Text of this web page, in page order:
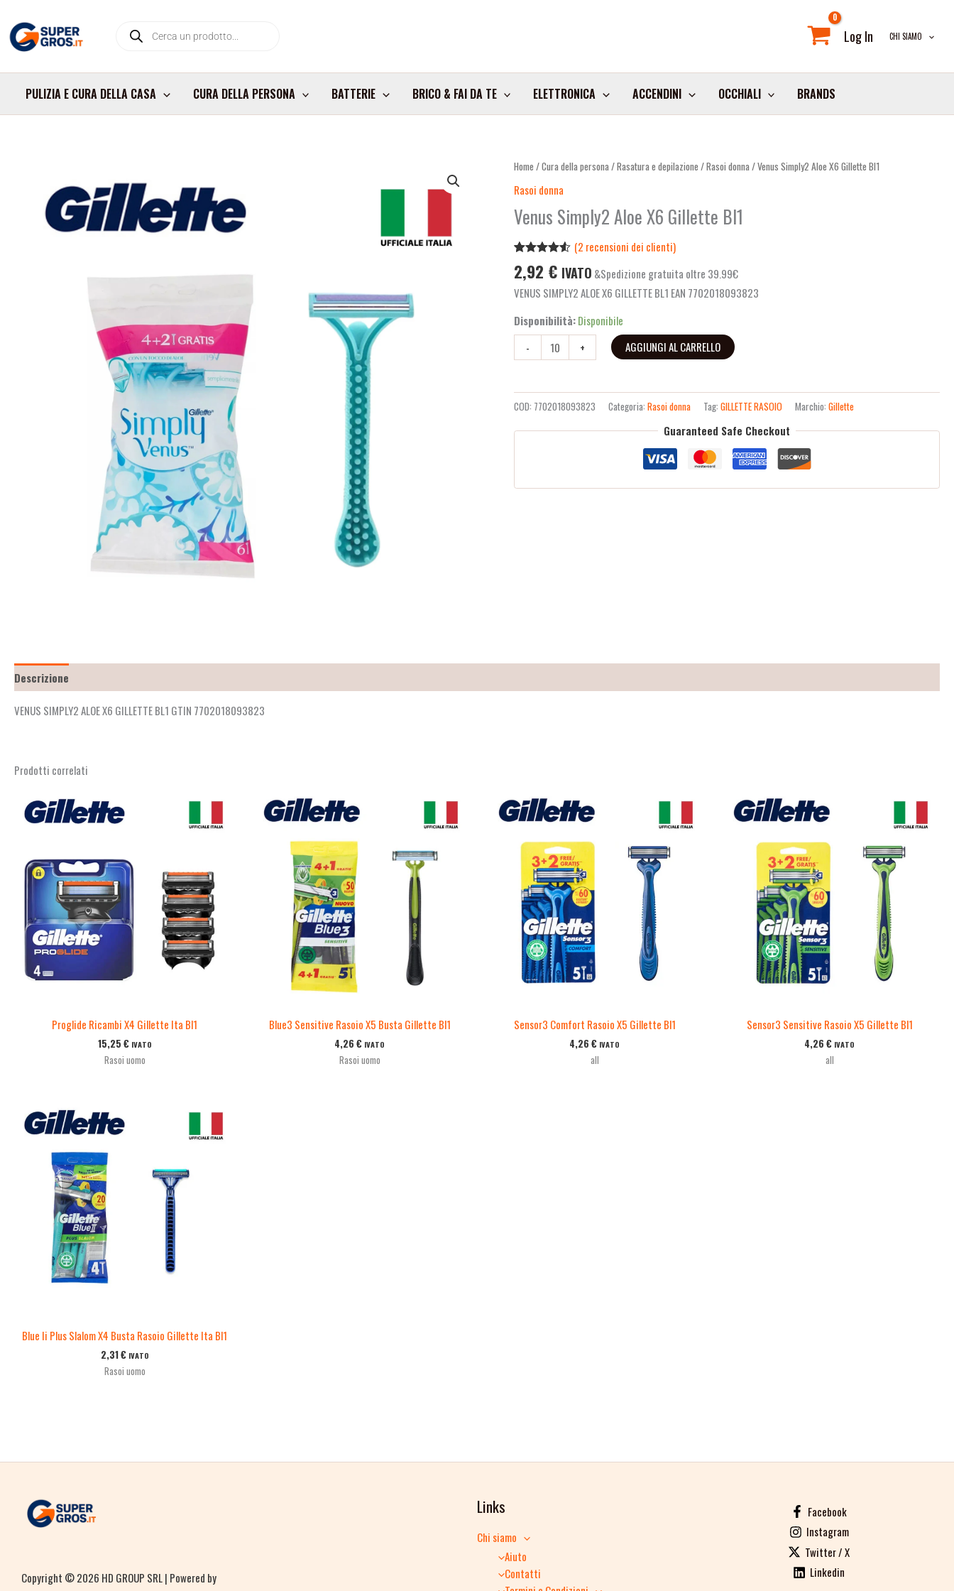
contenuto
search Log In CHI SIAMO
PULIZIA E CURA DELLA CASA CURA DELLA PERSONA BATTERIE BRICO & FAI DA TE ELETTRONICA ACCENDINI OCCHIALI BRANDS
Home /Cura della persona/Rasatura e depilazione /Rasoi donna/ Venus Simply2 Aloe X6 Gillette Bl1
Rasoi donna
Venus Simply2 Aloe X6 Gillette Bl1
4.50su 5
su base
di
(2 recensioni dei clienti)
2,92 € IVATO &Spedizione gratuita oltre 39.99€
VENUS SIMPLY2 ALOE X6 GILLETTE BL1 EAN 7702018093823
Disponibilità:Disponibile
-
Venus
Simply2
Aloe
X6
Bl1
quantità
+ AGGIUNGI AL CARRELLO
COD: 7702018093823 Categoria:Rasoi donna Tag:GILLETTE RASOIO Marchio:Gillette
Guaranteed Safe Checkout
Descrizione
VENUS SIMPLY2 ALOE X6 GILLETTE BL1 GTIN 7702018093823
Prodotti correlati
Proglide Ricambi X4 Gillette Ita Bl1
15,25 € IVATO
Rasoi uomo
Blue3 Sensitive Rasoio X5 Busta Gillette Bl1
4,26 € IVATO
Rasoi uomo
Sensor3 Comfort Rasoio X5 Gillette Bl1
4,26 € IVATO
all
Sensor3 Sensitive Rasoio X5 Gillette Bl1
4,26 € IVATO
all
Blue Ii Plus Slalom X4 Busta Rasoio Gillette Ita Bl1
2,31€ IVATO
Rasoi uomo
Copyright © 2026 HD GROUP SRL | Powered by
Links
Chi siamo
Aiuto
Contatti
Facebook
Instagram
Twitter / X
Linkedin